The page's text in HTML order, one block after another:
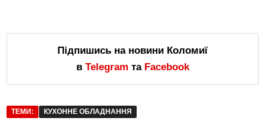
Підпишись на новини Коломиї
в Telegram та Facebook
ТЕМИ: КУХОННЕ ОБЛАДНАННЯ